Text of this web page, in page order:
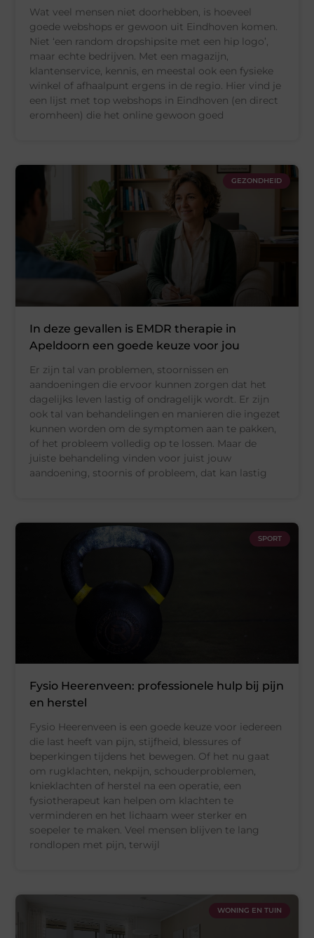
Wat veel mensen niet doorhebben, is hoeveel
goede webshops er gewoon uit Eindhoven komen.
Niet ‘een random dropshipsite met een hip logo’,
maar echte bedrijven. Met een magazijn,
klantenservice, kennis, en meestal ook een fysieke
winkel of afhaalpunt ergens in de regio. Hier vind je
een lijst met top webshops in Eindhoven (en direct
eromheen) die het online gewoon goed
GEZONDHEID
In deze gevallen is EMDR therapie in
Apeldoorn een goede keuze voor jou
Er zijn tal van problemen, stoornissen en
aandoeningen die ervoor kunnen zorgen dat het
dagelijks leven lastig of ondragelijk wordt. Er zijn
ook tal van behandelingen en manieren die ingezet
kunnen worden om de symptomen aan te pakken,
of het probleem volledig op te lossen. Maar de
juiste behandeling vinden voor juist jouw
aandoening, stoornis of probleem, dat kan lastig
SPORT
Fysio Heerenveen: professionele hulp bij pijn
en herstel
Fysio Heerenveen is een goede keuze voor iedereen
die last heeft van pijn, stijfheid, blessures of
beperkingen tijdens het bewegen. Of het nu gaat
om rugklachten, nekpijn, schouderproblemen,
knieklachten of herstel na een operatie, een
fysiotherapeut kan helpen om klachten te
verminderen en het lichaam weer sterker en
soepeler te maken. Veel mensen blijven te lang
rondlopen met pijn, terwijl
WONING EN TUIN